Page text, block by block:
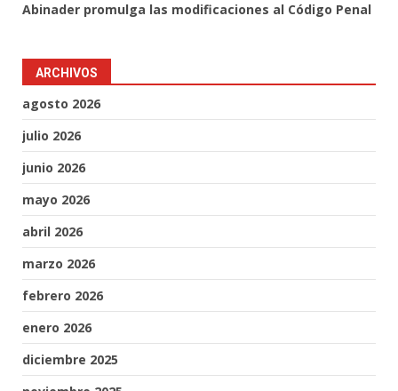
Abinader promulga las modificaciones al Código Penal
ARCHIVOS
agosto 2026
julio 2026
junio 2026
mayo 2026
abril 2026
marzo 2026
febrero 2026
enero 2026
diciembre 2025